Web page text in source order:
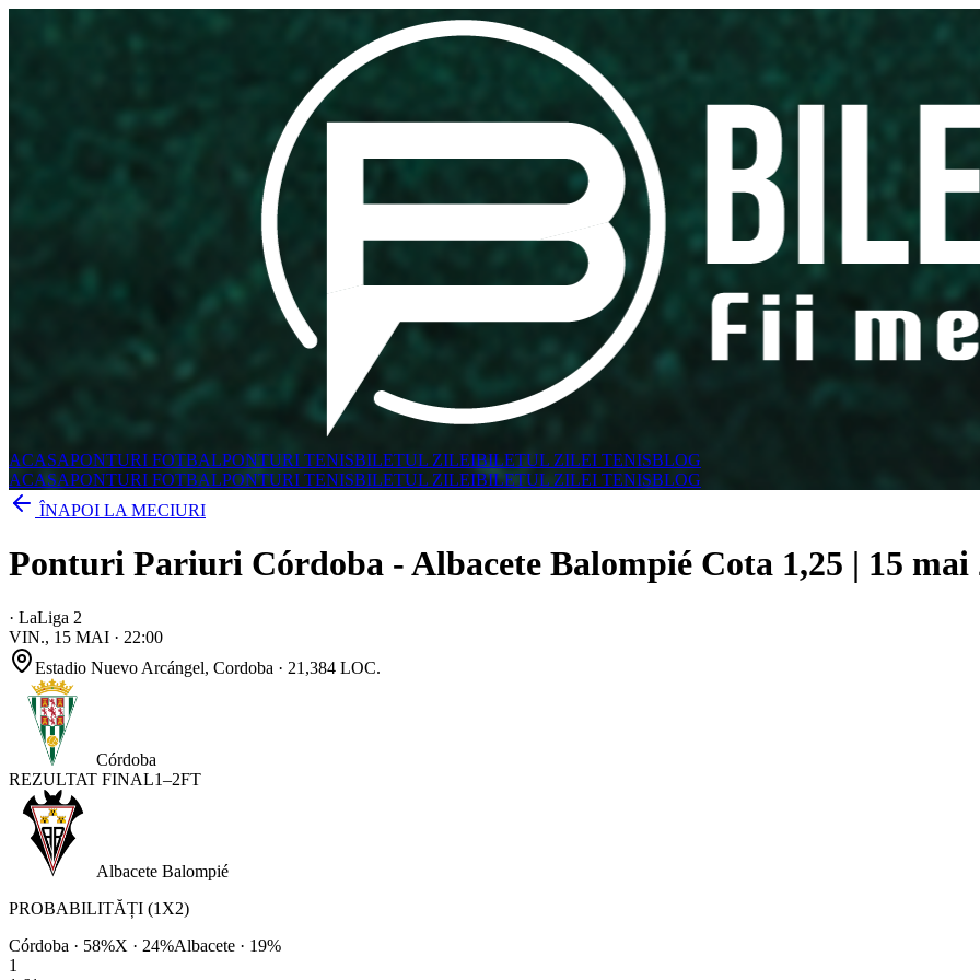
ACASAPONTURI FOTBALPONTURI TENISBILETUL ZILEIBILETUL ZILEI TENISBLOG
ACASAPONTURI FOTBALPONTURI TENISBILETUL ZILEIBILETUL ZILEI TENISBLOG
ÎNAPOI LA MECIURI
Ponturi Pariuri Córdoba - Albacete Balompié Cota 1,25 | 15 mai
· LaLiga 2
VIN., 15 MAI · 22:00
Estadio Nuevo Arcángel, Cordoba · 21,384 LOC.
Córdoba
REZULTAT FINAL1–2FT
Albacete Balompié
PROBABILITĂȚI (1X2)
Córdoba · 58%X · 24%Albacete · 19%
1